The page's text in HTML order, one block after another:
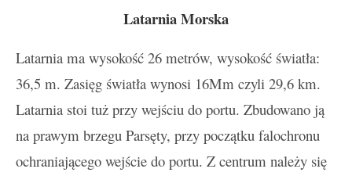
Latarnia Morska
Latarnia ma wysokość 26 metrów, wysokość światła:
36,5 m. Zasięg światła wynosi 16Mm czyli 29,6 km.
Latarnia stoi tuż przy wejściu do portu. Zbudowano ją
na prawym brzegu Parsęty, przy początku falochronu
ochraniającego wejście do portu. Z centrum należy się